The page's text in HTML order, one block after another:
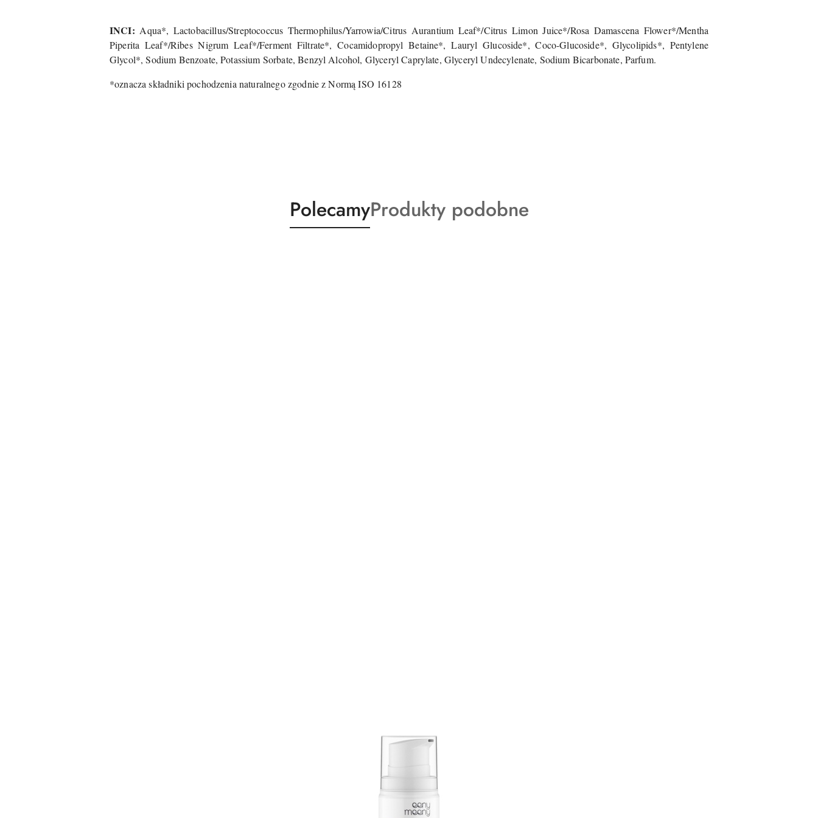
INCI:Aqua*, Lactobacillus/Streptococcus Thermophilus/Yarrowia/Citrus Aurantium Leaf*/Citrus Limon Juice*/Rosa Damascena Flower*/Mentha
Piperita Leaf*/Ribes Nigrum Leaf*/Ferment Filtrate*, Cocamidopropyl Betaine*, Lauryl Glucoside*, Coco-Glucoside*, Glycolipids*, Pentylene
Glycol*, Sodium Benzoate, Potassium Sorbate, Benzyl Alcohol, Glyceryl Caprylate, Glyceryl Undecylenate, Sodium Bicarbonate, Parfum.
*oznacza składniki pochodzenia naturalnego zgodnie z Normą ISO 16128
Produkty
o
PolecamyProdukty
o
Produkty podobne